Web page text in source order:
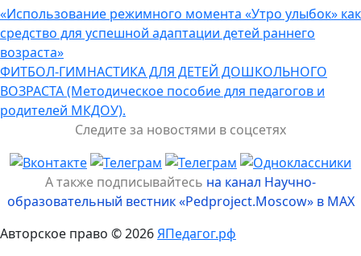
«Использование режимного момента «Утро улыбок» как
средство для успешной адаптации детей раннего
возраста»
ФИТБОЛ-ГИМНАСТИКА ДЛЯ ДЕТЕЙ ДОШКОЛЬНОГО
ВОЗРАСТА (Методическое пособие для педагогов и
родителей МКДОУ).
Следите за новостями в соцсетях
А также подписывайтесь на канал Научно-
образовательный вестник «Pedproject.Moscow» в MAX
Авторское право © 2026ЯПедагог.рф